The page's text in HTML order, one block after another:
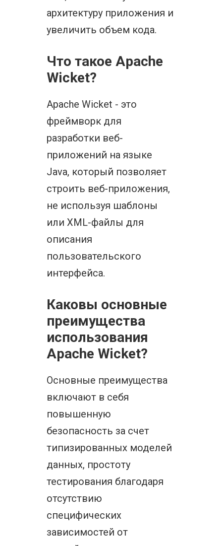
архитектуру приложения и
увеличить объем кода.
Что такое Apache
Wicket?
Apache Wicket - это
фреймворк для
разработки веб-
приложений на языке
Java, который позволяет
строить веб-приложения,
не используя шаблоны
или XML-файлы для
описания
пользовательского
интерфейса.
Каковы основные
преимущества
использования
Apache Wicket?
Основные преимущества
включают в себя
повышенную
безопасность за счет
типизированных моделей
данных, простоту
тестирования благодаря
отсутствию
специфических
зависимостей от